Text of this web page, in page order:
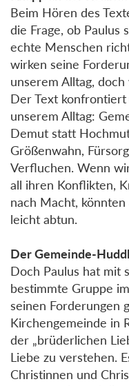
Beim Hören des
die Frage, ob Paulus
echte Menschen
wirken seine
unserem Alltag,
Der Text konfrontiert
unserem Alltag:
Demut statt
Größenwahn,
Verfluchen. Wenn
all ihren Konflikten,
nach Macht,
leicht abtun.
Der Gemeinde-
Doch Paulus hat mit
bestimmte Gruppe
seinen Forderungen
Kirchengemeinde in
der „brüderlichen
Liebe zu verstehen.
Christinnen und